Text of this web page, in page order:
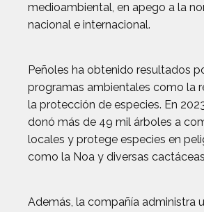
medioambiental, en apego a la
nacional e internacional.
Peñoles ha obtenido resultados
programas ambientales como la
la protección de especies. En
donó más de 49 mil árboles a
locales y protege especies en
como la Noa y diversas
Además, la compañía administra